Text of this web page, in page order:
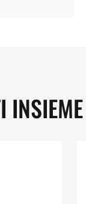
INSIEME